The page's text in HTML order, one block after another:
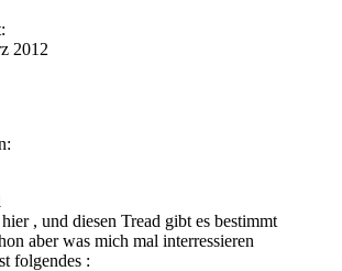
2012
, und diesen Tread gibt es bestimmt
aber was mich mal interressieren
folgendes :